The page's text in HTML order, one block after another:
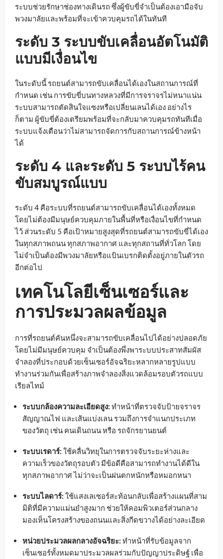
ระบบช่วยรักษาช่องทางเดินรถ ซึ่งผู้ขับขี่จำเป็นต้องเอามือจับ
พวงมาลัยและพร้อมที่จะเข้าควบคุมรถได้ในทันที
ระดับ 3 ระบบขับเคลื่อนอัตโนมัติ
แบบมีเงื่อนไข
ในระดับนี้ รถยนต์สามารถขับเคลื่อนได้เองในสถานการณ์ที่
กำหนด เช่น การขับขี่บนทางหลวงที่มีการจราจรไม่หนาแน่น
ระบบสามารถตัดสินใจแซงหรือเปลี่ยนเลนได้เอง อย่างไร
ก็ตาม ผู้ขับขี่ต้องเตรียมพร้อมที่จะกลับมาควบคุมรถทันทีเมื่อ
ระบบแจ้งเตือนว่าไม่สามารถจัดการกับสถานการณ์ข้างหน้า
ได้
ระดับ 4 และระดับ 5 ระบบไร้คน
ขับสมบูรณ์แบบ
ระดับ 4 คือระบบที่รถยนต์สามารถขับเคลื่อนได้เองทั้งหมด
โดยไม่ต้องมีมนุษย์ควบคุมภายในพื้นที่หรือเงื่อนไขที่กำหนด
ไว้ ส่วนระดับ 5 คือเป้าหมายสูงสุดที่รถยนต์สามารถขับขี่ได้เอง
ในทุกสภาพถนน ทุกสภาพอากาศ และทุกสถานที่ทั่วโลก โดย
ไม่จำเป็นต้องมีพวงมาลัยหรือแป้นเบรกติดตั้งอยู่ภายในตัวรถ
อีกต่อไป
เทคโนโลยีเซ็นเซอร์และ
การประมวลผลข้อมูล
การที่รถยนต์คันหนึ่งจะสามารถขับเคลื่อนไปได้อย่างปลอดภัย
โดยไม่มีมนุษย์ควบคุม จำเป็นต้องพึ่งพาระบบประสาทสัมผัส
จำลองที่ประกอบด้วยเซ็นเซอร์อัจฉริยะหลากหลายรูปแบบ
ทำงานร่วมกันเพื่อสร้างภาพจำลองสิ่งแวดล้อมรอบตัวรถแบบ
เรียลไทม์
ระบบกล้องความละเอียดสูง: ทำหน้าที่ตรวจจับป้ายจราจร
สัญญาณไฟ และเส้นแบ่งเลน รวมถึงการจำแนกประเภท
ของวัตถุ เช่น คนเดินถนน หรือ รถจักรยานยนต์
ระบบเรดาร์: ใช้คลื่นวิทยุในการตรวจจับระยะห่างและ
ความเร็วของวัตถุรอบตัว มีข้อดีคือสามารถทำงานได้ดีใน
ทุกสภาพอากาศ ไม่ว่าจะเป็นฝนตกหนักหรือหมอกหนา
ระบบไลดาร์: ใช้แสงเลเซอร์สะท้อนกลับเพื่อสร้างแผนที่สาม
มิติที่มีความแม่นยำสูงมาก ช่วยให้คอมพิวเตอร์ส่วนกลาง
มองเห็นโครงสร้างของถนนและสิ่งกีดขวางได้อย่างละเอียด
หน่วยประมวลผลกลางอัจฉริยะ: ทำหน้าที่รับข้อมูลจาก
เซ็นเซอร์ทั้งหมดมาประมวลผลร่วมกับปัญญาประดิษฐ์ เพื่อ